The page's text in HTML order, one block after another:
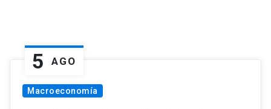
5 AGO
Macroeconomía